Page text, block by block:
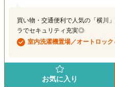
買い物・交通便利で人気の「横川
ラでセキュリティ充実◎
室内洗濯機置場／オートロッ
お気に入り